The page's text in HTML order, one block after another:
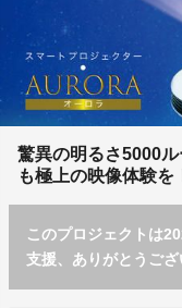
驚異の明るさ5000
も極上の映像体験を
このプロジェクトは
支援、ありがとうござ